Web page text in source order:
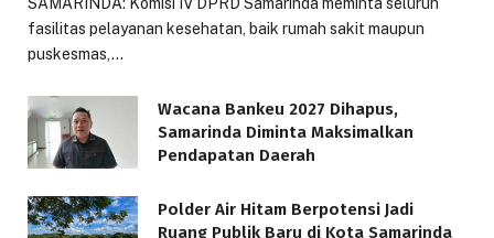
fasilitas pelayanan kesehatan, baik rumah sakit maupun
puskesmas,…
Wacana Bankeu 2027 Dihapus,
Samarinda Diminta Maksimalkan
Pendapatan Daerah
Polder Air Hitam Berpotensi Jadi
Ruang Publik Baru di Kota Samarinda